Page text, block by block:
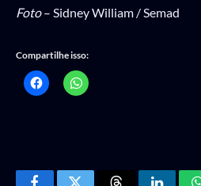
Foto– Sidney William / Semad
Compartilhe isso: